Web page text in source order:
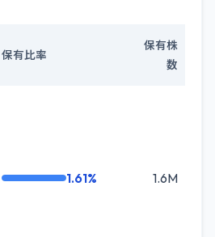
保有比率
保有株
数
1.61% 1.6M